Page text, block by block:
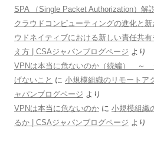
SPA （Single Packet Authorization）解
クラウドコンピューティングの進化と
ウドネイティブにおける新しい責任共
え方 | CSAジャパンブログページ より
VPNは本当に危ないのか（続編） ～
げないこと に 小規模組織のリモートア
ャパンブログページ より
VPNは本当に危ないのか に 小規模組織
るか | CSAジャパンブログページ より